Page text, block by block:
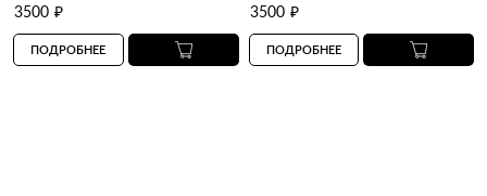
3500 ₽
ПОДРОБНЕЕ
3500 ₽
ПОДРОБНЕЕ